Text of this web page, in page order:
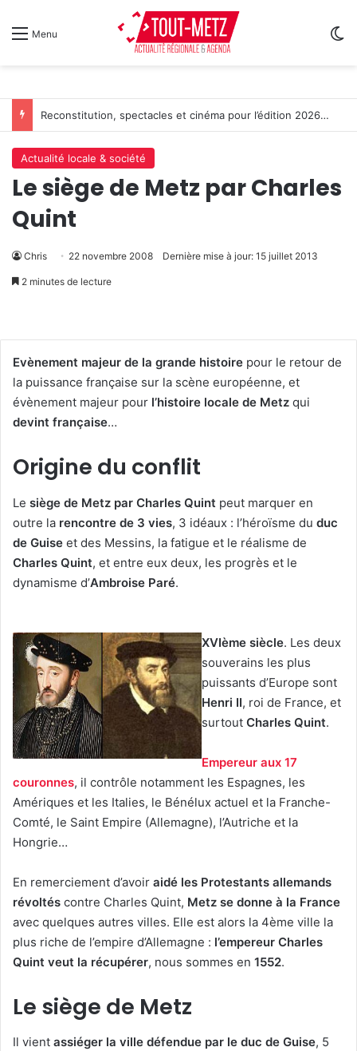
Menu
Reconstitution, spectacles et cinéma pour l’édition 2026 de « Ça tombe comme à Gravelotte »
Actualité locale & société
Le siège de Metz par Charles
Quint
Chris 22 novembre 2008 Dernière mise à jour: 15 juillet 2013
2 minutes de lecture
Evènement majeur de la grande histoire pour le retour de
la puissance française sur la scène européenne, et
évènement majeur pour l’histoire locale de Metz qui
devint française…
Origine du conflit
Le siège de Metz par Charles Quint peut marquer en
outre la rencontre de 3 vies, 3 idéaux : l’héroïsme du duc
de Guise et des Messins, la fatigue et le réalisme de
Charles Quint, et entre eux deux, les progrès et le
dynamisme d’Ambroise Paré.
XVIème siècle. Les deux
souverains les plus
puissants d’Europe sont
Henri II, roi de France, et
surtout Charles Quint.
Empereur aux 17
couronnes, il contrôle notamment les Espagnes, les
Amériques et les Italies, le Bénélux actuel et la Franche-
Comté, le Saint Empire (Allemagne), l’Autriche et la
Hongrie…
En remerciement d’avoir aidé les Protestants allemands
révoltés contre Charles Quint, Metz se donne à la France
avec quelques autres villes. Elle est alors la 4ème ville la
plus riche de l’empire d’Allemagne : l’empereur Charles
Quint veut la récupérer, nous sommes en 1552.
Le siège de Metz
Il vient assiéger la ville défendue par le duc de Guise, 5